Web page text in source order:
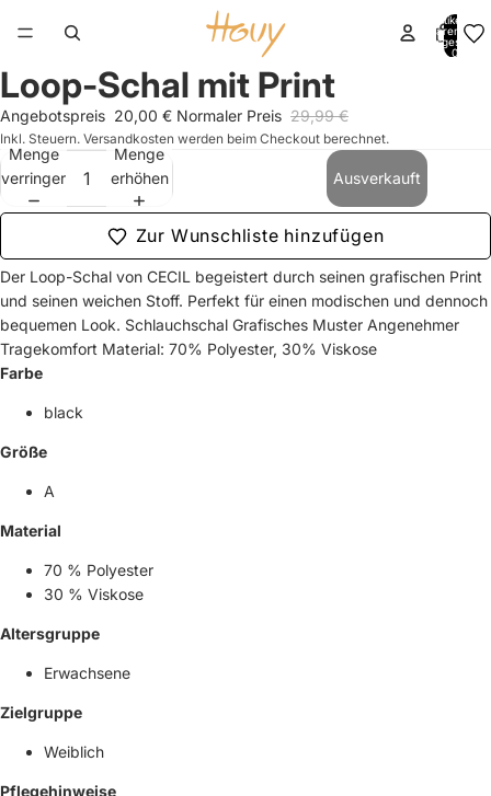
Artikel im
Warenkorb
insgesamt:
0
Bild
im
Vollbildmodus
öffnen
Bild
im
Vollbildmodus
öffnen
Bild
im
Vollbildmodus
öffnen
Bild
im
Vollbildmodus
öffnen
Bild
im
Vollbildmodus
öffnen
Bild
im
Vollbildmodus
öffnen
Loop-Schal mit Print
Angebotspreis 20,00 € Normaler Preis 29,99 €
Inkl. Steuern. Versandkosten werden beim Checkout berechnet.
Menge
verringern
Menge
erhöhen
Ausverkauft
Zur Wunschliste hinzufügen
Der Loop-Schal von CECIL begeistert durch seinen grafischen Print
und seinen weichen Stoff. Perfekt für einen modischen und dennoch
bequemen Look. Schlauchschal Grafisches Muster Angenehmer
Tragekomfort Material: 70% Polyester, 30% Viskose
Farbe
black
Größe
A
Material
70 % Polyester
30 % Viskose
Altersgruppe
Erwachsene
Zielgruppe
Weiblich
Pflegehinweise